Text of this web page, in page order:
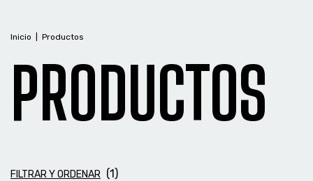
Inicio Productos
PRODUCTOS
FILTRAR Y ORDENAR (1)